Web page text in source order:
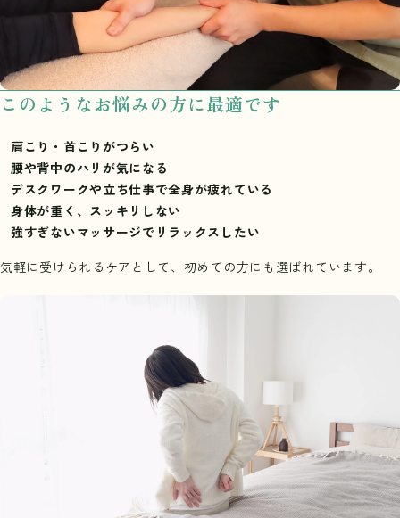
このようなお悩みの方に最適です
肩こり・首こりがつらい
腰や背中のハリが気になる
デスクワークや立ち仕事で全身が疲れている
身体が重く、スッキリしない
強すぎないマッサージでリラックスしたい
気軽に受けられるケアとして、初めての方にも選ばれています。